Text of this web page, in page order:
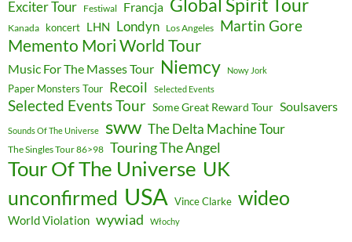
Exciter Tour Festiwal Francja Global Spirit Tour
Kanada koncert LHN Londyn Los Angeles Martin Gore
Memento Mori World Tour
Music For The Masses Tour Niemcy Nowy Jork
Paper Monsters Tour Recoil Selected Events
Selected Events Tour Some Great Reward Tour Soulsavers
Sounds Of The Universe sww The Delta Machine Tour
The Singles Tour 86>98 Touring The Angel
Tour Of The Universe UK
unconfirmed USA Vince Clarke wideo
World Violation wywiad Włochy